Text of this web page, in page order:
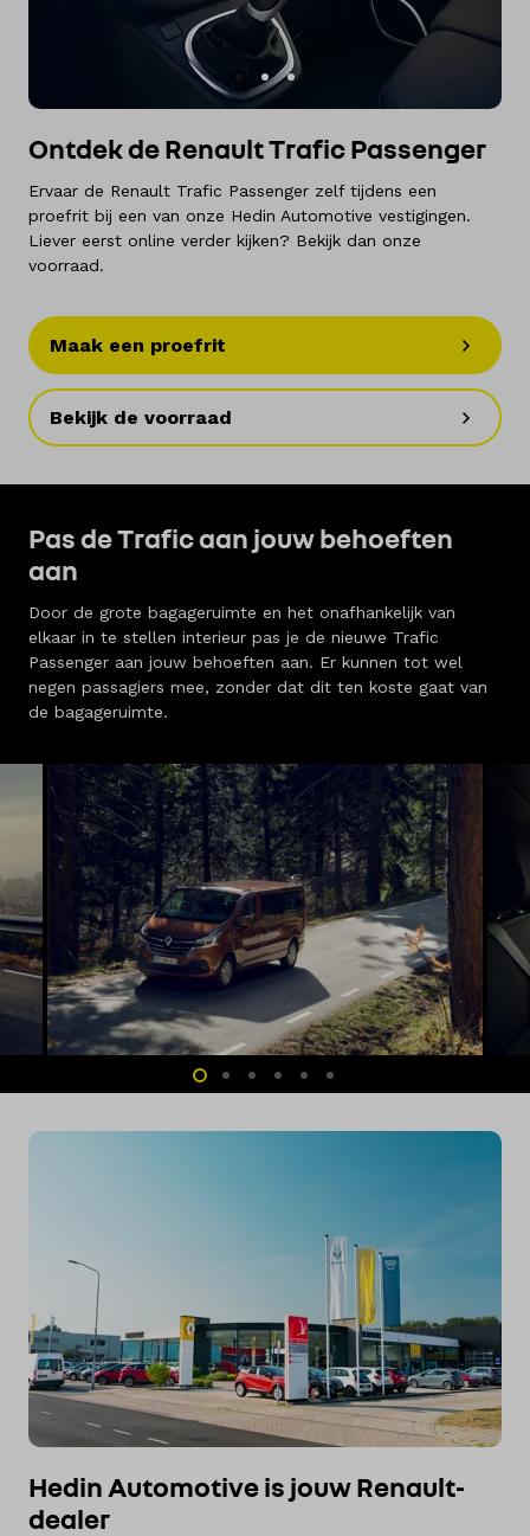
Ontdek de Renault Trafic Passenger
Ervaar de Renault Trafic Passenger zelf tijdens een
proefrit bij een van onze Hedin Automotive vestigingen.
Liever eerst online verder kijken? Bekijk dan onze
voorraad.
Maak een proefrit
Bekijk de voorraad
Pas de Trafic aan jouw behoeften
aan
Door de grote bagageruimte en het onafhankelijk van
elkaar in te stellen interieur pas je de nieuwe Trafic
Passenger aan jouw behoeften aan. Er kunnen tot wel
negen passagiers mee, zonder dat dit ten koste gaat van
de bagageruimte.
Hedin Automotive is jouw Renault-
dealer